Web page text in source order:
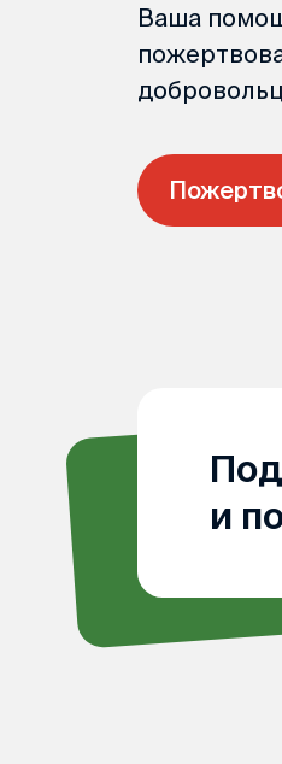
Ваша
и